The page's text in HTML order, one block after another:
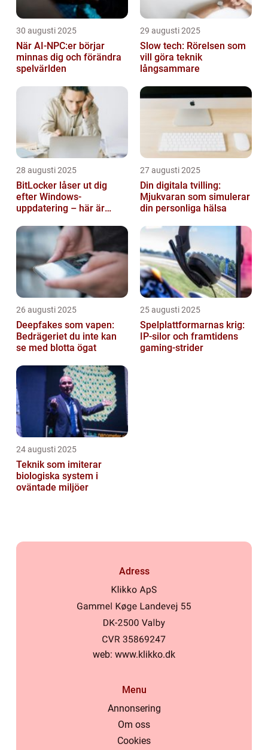
30 augusti 2025
När AI-NPC:er börjar
minnas dig och förändra
spelvärlden
29 augusti 2025
Slow tech: Rörelsen som
vill göra teknik
långsammare
28 augusti 2025
BitLocker låser ut dig
efter Windows-
uppdatering – här är
27 augusti 2025
Din digitala tvilling:
Mjukvaran som simulerar
din personliga hälsa
26 augusti 2025
Deepfakes som vapen:
Bedrägeriet du inte kan
se med blotta ögat
25 augusti 2025
Spelplattformarnas krig:
IP‑silor och framtidens
gaming‑strider
24 augusti 2025
Teknik som imiterar
biologiska system i
oväntade miljöer
Adress
web: www.klikko.dk
Menu
Annonsering
Om oss
Cookies